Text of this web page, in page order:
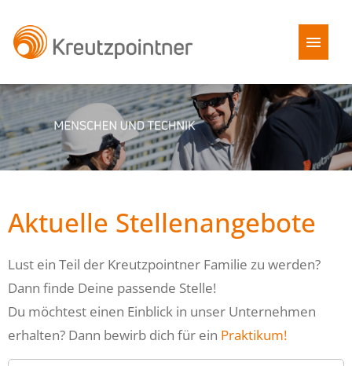
Stellenangebote
Benefits
FAQ
Aktuelle Stellenangebote
Lust ein Teil der Kreutzpointner Familie zu werden?
Dann finde Deine passende Stelle!
Du möchtest einen Einblick in unser Unternehmen
erhalten? Dann bewirb dich für ein Praktikum!